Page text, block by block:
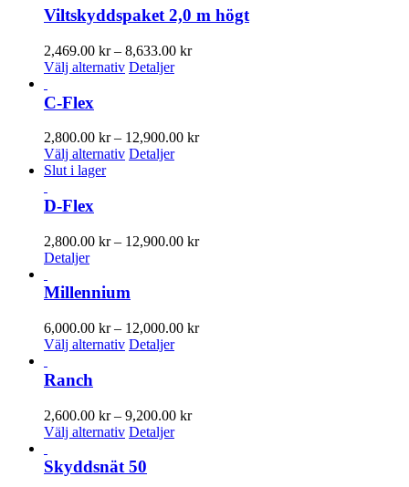
har
flera
varianter.
De
olika
på
produktsidan
Viltskyddspaket 2,0 m högt
2,469.00 kr – 8,633.00 krPrisintervall:
Välj alternativ Den
flera
varianter.
De
på
Detaljer
C-Flex
2,800.00 kr – 12,900.00 krPrisintervall:
Välj alternativ Den
varianter.
De
kan
på
produktsidan
Detaljer
Slut i lager
D-Flex
2,800.00 kr – 12,900.00 krPrisintervall:
Detaljer
Millennium
6,000.00 kr – 12,000.00 krPrisintervall:
Välj alternativ Den
flera
varianter.
De
olika
alternativen
Detaljer
Ranch
2,600.00 kr – 9,200.00 krPrisintervall:
Välj alternativ Den
produkten
Detaljer
Skyddsnät 50